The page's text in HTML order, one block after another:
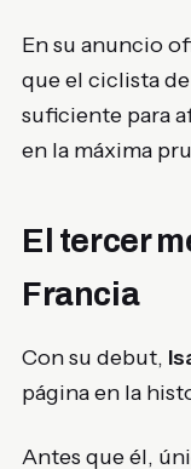
En su anuncio
que el ciclista de
suficiente para
en la máxima
El tercer
Francia
Con su debut,
página en la
Antes que él,